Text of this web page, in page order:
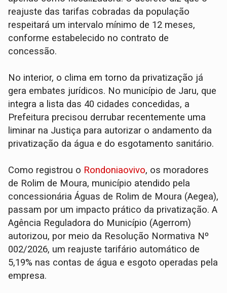
reajuste das tarifas cobradas da população
respeitará um intervalo mínimo de 12 meses,
conforme estabelecido no contrato de
concessão.
No interior, o clima em torno da privatização já
gera embates jurídicos. No município de Jaru, que
integra a lista das 40 cidades concedidas, a
Prefeitura precisou derrubar recentemente uma
liminar na Justiça para autorizar o andamento da
privatização da água e do esgotamento sanitário.
Como registrou o Rondoniaovivo, os moradores
de Rolim de Moura, município atendido pela
concessionária Águas de Rolim de Moura (Aegea),
passam por um impacto prático da privatização. A
Agência Reguladora do Município (Agerrom)
autorizou, por meio da Resolução Normativa Nº
002/2026, um reajuste tarifário automático de
5,19% nas contas de água e esgoto operadas pela
empresa.